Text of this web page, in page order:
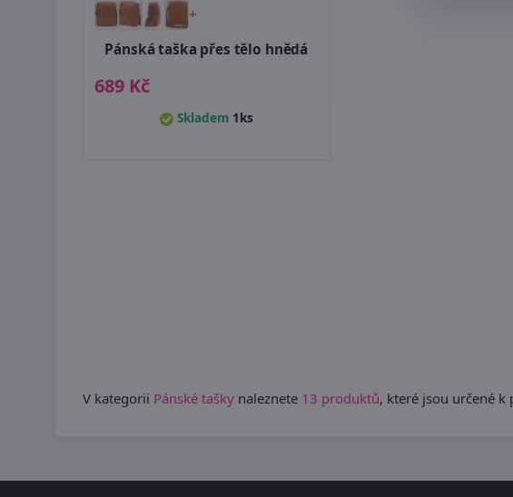
+
Pánská taška přes tělo hnědá
689 Kč
Skladem 1ks
V kategorii Pánské tašky naleznete 13 produktů, které jsou určené